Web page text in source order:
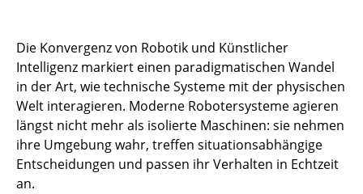
Die Konvergenz von Robotik und Künstlicher
Intelligenz markiert einen paradigmatischen Wandel
in der Art, wie technische Systeme mit der physischen
Welt interagieren. Moderne Robotersysteme agieren
längst nicht mehr als isolierte Maschinen: sie nehmen
ihre Umgebung wahr, treffen situationsabhängige
Entscheidungen und passen ihr Verhalten in Echtzeit
an.